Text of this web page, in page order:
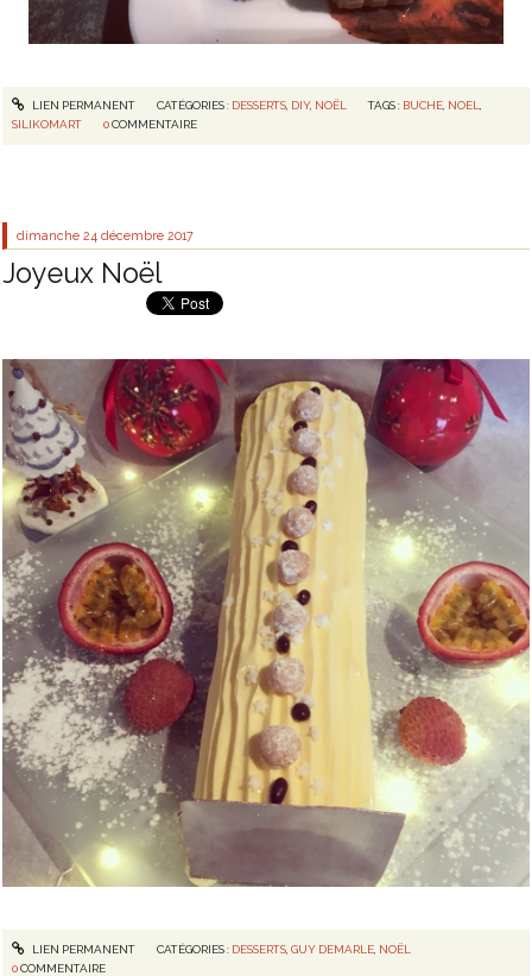
LIEN PERMANENT CATÉGORIES : DESSERTS, DIY, NOËL TAGS : BUCHE, NOEL,
SILIKOMART
0 COMMENTAIRE
dimanche 24 décembre 2017
Joyeux Noël
LIEN PERMANENT CATÉGORIES : DESSERTS, GUY DEMARLE, NOËL
0COMMENTAIRE